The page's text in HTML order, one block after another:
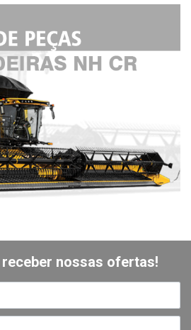
nossas ofertas!